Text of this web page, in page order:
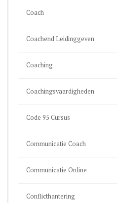
Coach
Coachend Leidinggeven
Coaching
Coachingsvaardigheden
Code 95 Cursus
Communicatie Coach
Communicatie Online
Conflicthantering